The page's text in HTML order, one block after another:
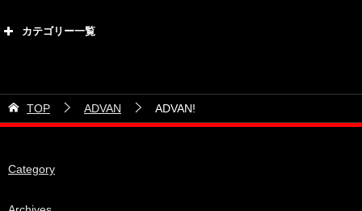
2026年5月
2026年4月
2026年2月
カテゴリー一覧
21号車
28号車
TOP ADVAN ADVAN!
Category